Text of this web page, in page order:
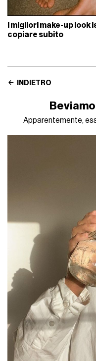
I migliori make-up
copiare subito
INDIETRO
Apparentemente,